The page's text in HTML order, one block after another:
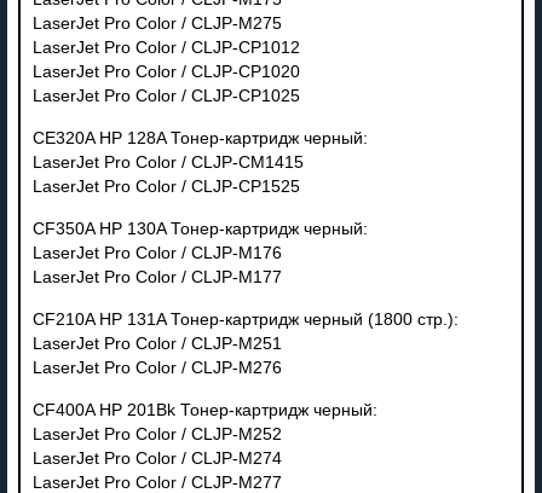
LaserJet Pro Color / CLJP-M275
LaserJet Pro Color / CLJP-CP1012
LaserJet Pro Color / CLJP-CP1020
LaserJet Pro Color / CLJP-CP1025
CE320A HP 128A Тонер-картридж черный:
LaserJet Pro Color / CLJP-CM1415
LaserJet Pro Color / CLJP-CP1525
CF350A HP 130A Тонер-картридж черный:
LaserJet Pro Color / CLJP-M176
LaserJet Pro Color / CLJP-M177
CF210A HP 131A Тонер-картридж черный (1800 стр.):
LaserJet Pro Color / CLJP-M251
LaserJet Pro Color / CLJP-M276
CF400A HP 201Bk Тонер-картридж черный:
LaserJet Pro Color / CLJP-M252
LaserJet Pro Color / CLJP-M274
LaserJet Pro Color / CLJP-M277